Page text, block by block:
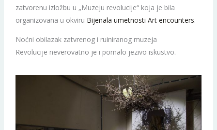
zatvorenu izložbu u „Muzeju revolucije“ koja je bila
organizovana u okviru Bijenala umetnosti Art encounters.
Noćni obilazak zatvrenog i ruiniranog muzeja
Revolucije neverovatno je i pomalo jezivo iskustvo.